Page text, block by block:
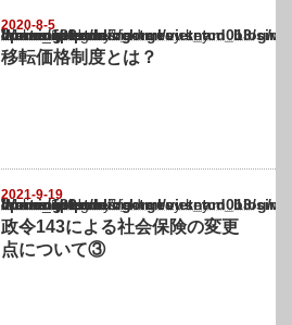
2020-8-5
Warning
: Undefined array key "show_category" in
/home/netst/kuno-cpa.co.jp/public_html/vietnam_blog/wp-content/themes/
on line183
移転価格制度とは？
2021-9-19
Warning
: Undefined array key "show_category" in
/home/netst/kuno-cpa.co.jp/public_html/vietnam_blog/wp-content/themes/
on line183
政令143による社会保険の変更
点について③